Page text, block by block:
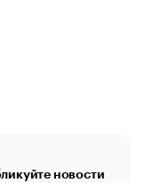
новости